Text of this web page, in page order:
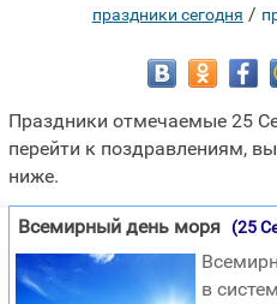
праздники сегодня /
Праздники отмечаемые 25
перейти к поздравлениям,
ниже.
Всемирный день моря (25
в